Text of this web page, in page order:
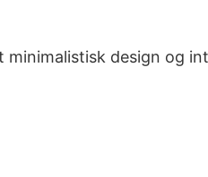
minimalistisk design og